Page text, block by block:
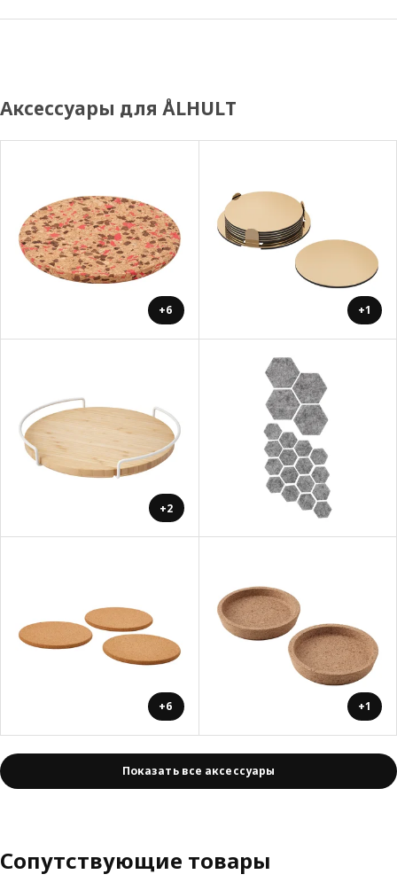
Аксессуары для ÅLHULT
+6 +1
+2
+6 +1
Показать все аксессуары
Сопутствующие товары